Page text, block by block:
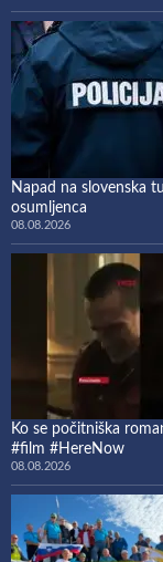
Napad na slovenska
osumljenca
08.08.2026
Ko se počitniška
#film #HereNow
08.08.2026